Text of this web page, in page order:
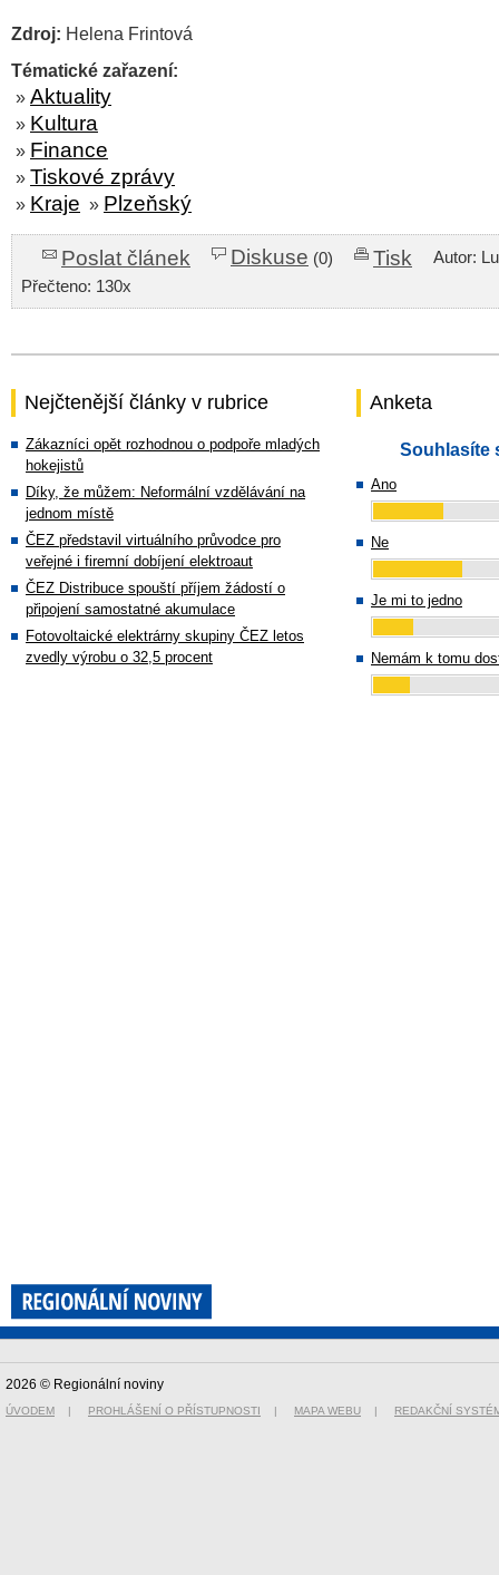
Zdroj: Helena Frintová
Tématické zařazení:
» Aktuality
» Kultura
» Finance
» Tiskové zprávy
» Kraje » Plzeňský
Poslat článek Diskuse (0) Tisk
Autor:
Přečteno: 130x
Nejčtenější články v rubrice
Zákazníci opět rozhodnou o podpoře mladých
hokejistů
Díky, že můžem: Neformální vzdělávání na
jednom místě
ČEZ představil virtuálního průvodce pro
veřejné i firemní dobíjení elektroaut
ČEZ Distribuce spouští příjem žádostí o
připojení samostatné akumulace
Fotovoltaické elektrárny skupiny ČEZ letos
zvedly výrobu o 32,5 procent
Anketa
Souhlasíte
Ano
Ne
Je mi to jedno
Nemám k tomu
2026 © Regionální noviny
ÚVODEM | PROHLÁŠENÍ O PŘÍSTUPNOSTI | MAPA WEBU | REDAKČNÍ